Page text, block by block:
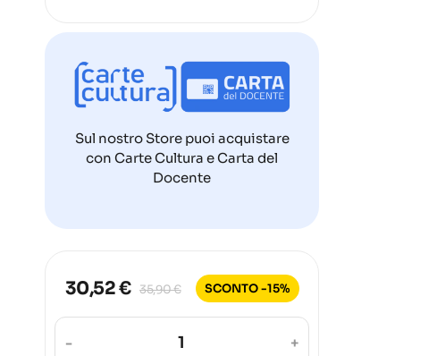
Sul nostro Store puoi acquistare
con Carte Cultura e Carta del
Docente
30,52 € 35,90 € SCONTO -15%
- +